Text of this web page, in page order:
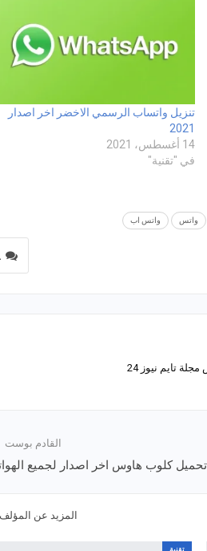
تنزيل واتساب الرسمي الاخضر اخر اصدار
2021
14 أغسطس، 2021
في "تقنية"
واتس واتس اب
تايم نيوز 24
القادم بوست
تحميل كلوب هاوس اخر اصدار لجميع
المزيد عن المؤلف
تقنية